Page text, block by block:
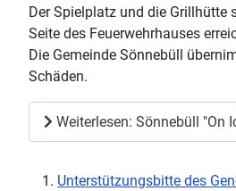
Der Spielplatz und die Grillhütte
Seite des Feuerwehrhauses
Die Gemeinde Sönnebüll
Schäden.
Weiterlesen: Sönnebüll "On
Unterstützungsbitte des